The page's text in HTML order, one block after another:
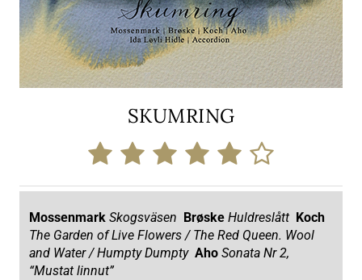
SKUMRING
Mossenmark Skogsväsen Brøske Huldreslått Koch
The Garden of Live Flowers / The Red Queen. Wool
and Water / Humpty Dumpty Aho Sonata Nr 2,
“Mustat linnut”